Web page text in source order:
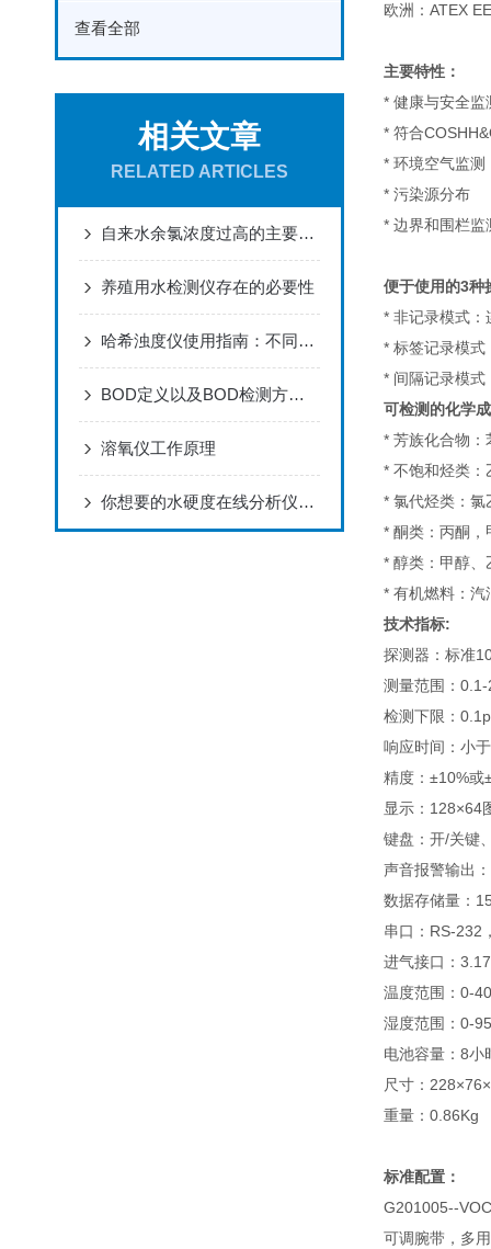
查看全部
相关文章
RELATED ARTICLES
自来水余氯浓度过高的主要危害
养殖用水检测仪存在的必要性
哈希浊度仪使用指南：不同场景下的参数设置与优化技巧
BOD定义以及BOD检测方法介绍
溶氧仪工作原理
你想要的水硬度在线分析仪上线了！
欧洲：ATEX
主要特性：
* 健康与安全监
* 符合
* 环境空气监测
* 污染源分布
* 边界和围栏监
便于使用的3种
* 非记录模式：
* 标签记录模式
* 间隔记录模式
可检测的化学
* 芳族化合物：
* 不饱和烃类
* 氯代烃类：氯
* 酮类：丙酮，
* 醇类：甲醇、
* 有机燃料：汽
技术指标:
探测器：标准
测量范围：
检测下限：
响应时间：小
精度：±10%或
显示：128×64
键盘：开/关键
声音报警输出
数据存储量：
串口：RS-232
进气接口：
温度范围：0-
湿度范围：0-
电池容量：8小
尺寸：
重量：0.86Kg
标准配置：
G201005--
可调腕带，多